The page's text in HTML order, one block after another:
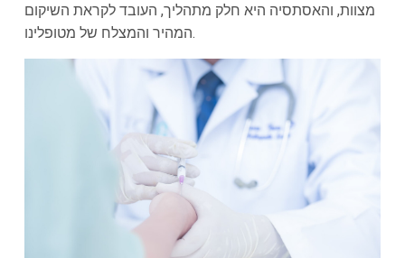
מצוות, והאסתסיה היא חלק מתהליך, העובד לקראת השיקום
המהיר והמצלח של מטופלינו.